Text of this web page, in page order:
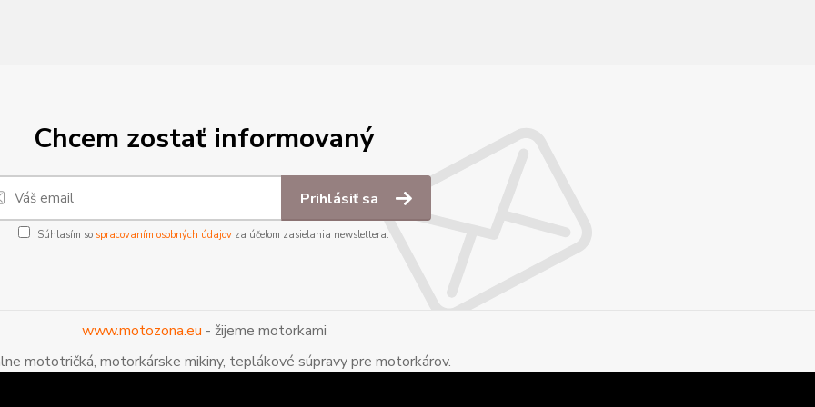
Chcem zostať informovaný
Prihlásiť sa
Súhlasím so spracovaním osobných údajov za účelom zasielania newslettera.
www.motozona.eu - žijeme motorkami
mototričká, motorkárske mikiny, teplákové súpravy pre motorkárov.